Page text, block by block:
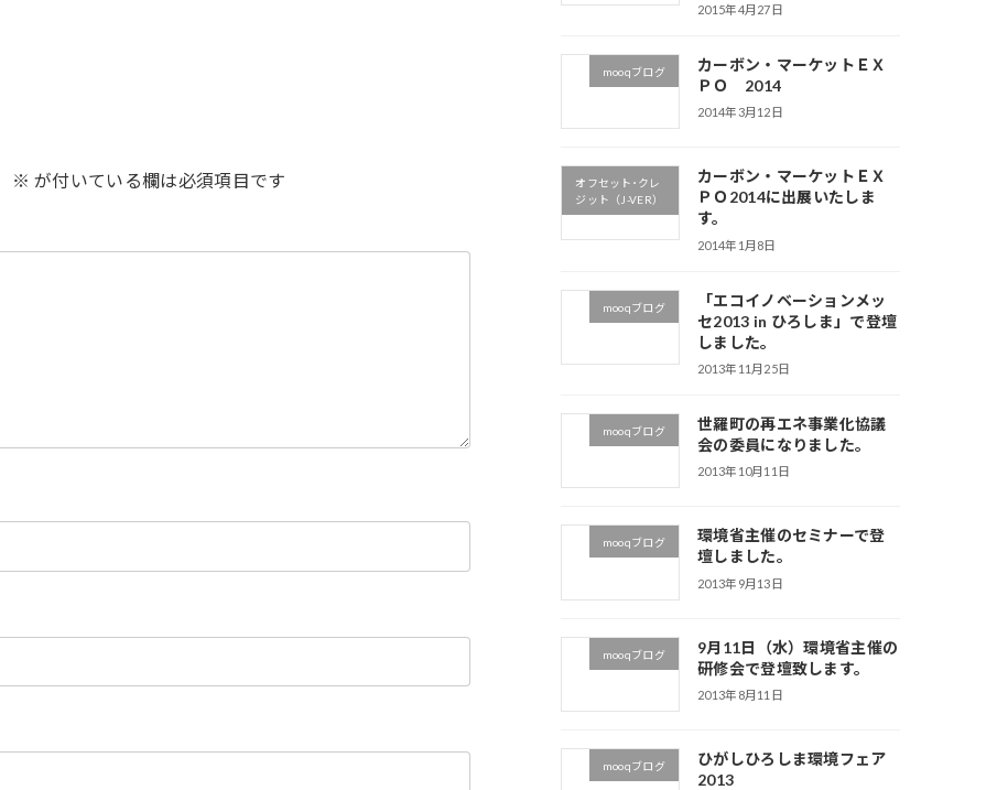
※ が付いている欄は必須項目です
2015年4月27日
mooqブログ
カーボン・マーケットＥＸ
ＰＯ 2014
2014年3月12日
オフセット･クレ
ジット（J-VER）
カーボン・マーケットＥＸ
ＰＯ2014に出展いたしま
す。
2014年1月8日
mooqブログ
「エコイノベーションメッ
セ2013 in ひろしま」で登壇
しました。
2013年11月25日
mooqブログ
世羅町の再エネ事業化協議
会の委員になりました。
2013年10月11日
mooqブログ
環境省主催のセミナーで登
壇しました。
2013年9月13日
mooqブログ
9月11日（水）環境省主催の
研修会で登壇致します。
2013年8月11日
mooqブログ
ひがしひろしま環境フェア
2013